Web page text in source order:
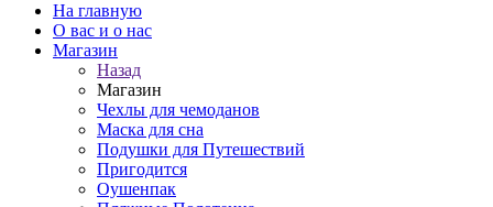
На главную
О вас и о нас
Магазин
Назад
Магазин
Чехлы для чемоданов
Маска для сна
Подушки для Путешествий
Пригодится
Оушенпак